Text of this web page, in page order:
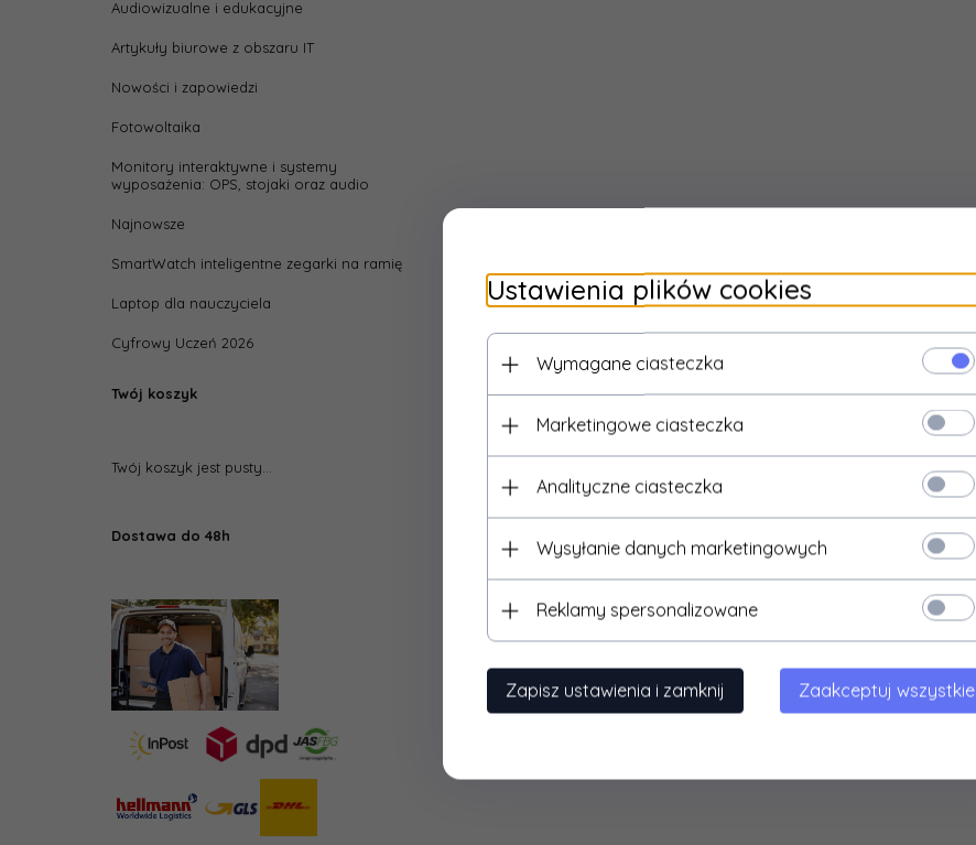
Audiowizualne i edukacyjne
Artykuły biurowe z obszaru IT
Nowości i zapowiedzi
Fotowoltaika
Monitory interaktywne i systemy
wyposażenia: OPS, stojaki oraz audio
Najnowsze
SmartWatch inteligentne zegarki na ramię
Laptop dla nauczyciela
Cyfrowy Uczeń 2026
Twój koszyk
Twój koszyk jest pusty...
Dostawa do 48h
Ustawienia plików cookies
Wymagane ciasteczka
Marketingowe ciasteczka
Analityczne ciasteczka
Wysyłanie danych marketingowych
Reklamy spersonalizowane
Zapisz ustawienia i zamknij Zaakceptuj wszystkie